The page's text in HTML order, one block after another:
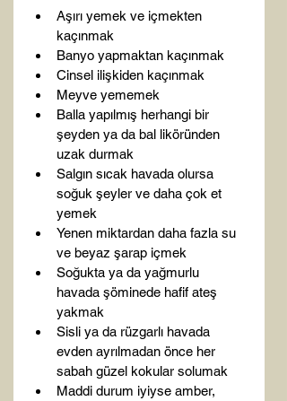
Aşırı yemek ve içmekten
kaçınmak
Banyo yapmaktan kaçınmak
Cinsel ilişkiden kaçınmak
Meyve yememek
Balla yapılmış herhangi bir
şeyden ya da bal liköründen
uzak durmak
Salgın sıcak havada olursa
soğuk şeyler ve daha çok et
yemek
Yenen miktardan daha fazla su
ve beyaz şarap içmek
Soğukta ya da yağmurlu
havada şöminede hafif ateş
yakmak
Sisli ya da rüzgarlı havada
evden ayrılmadan önce her
sabah güzel kokular solumak
Maddi durum iyiyse amber,